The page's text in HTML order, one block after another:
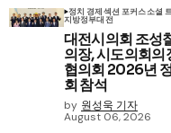
정치 경제섹션 포커스소셜
지방정부대전
대전시의회 조성
의장, 시도의회의
협의회 2026년
회 참석
by 원성욱 기자
August 06, 2026